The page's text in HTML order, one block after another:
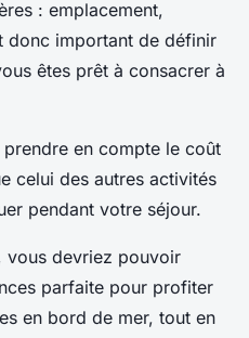
: emplacement,
donc important de définir
êtes prêt à consacrer à
en compte le coût
celui des autres activités
pendant votre séjour.
vous devriez pouvoir
parfaite pour profiter
en bord de mer, tout en